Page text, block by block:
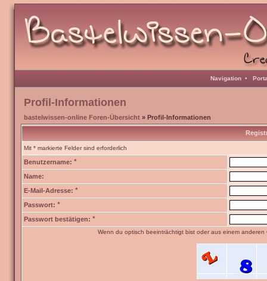
Navigation •
Profil-Informationen
bastelwissen-online Foren-Übersicht » Profil-Informationen
Mit * markierte Felder sind erforderlich
Benutzername: *
Name:
E-Mail-Adresse: *
Passwort: *
Passwort bestätigen: *
Wenn du optisch beeinträchtigt bist oder aus einem